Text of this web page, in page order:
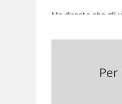
Ma direste che gli
progettiamo,
In Danimarca c’è